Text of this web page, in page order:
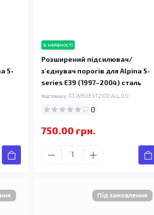
5-
в наявності
Розширений підсилювач/
з'єднувач порогів для Alpina 5-
series E39 (1997–2004) сталь
Код товару: 03.WBXEXT2100.ALL.0.0
0
750.00 грн.